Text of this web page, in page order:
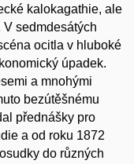
kalokagathie, ale
sedmdesátých
ocitla v hluboké
úpadek.
a mnohými
bezútěšnému
přednášky pro
a od roku 1872
do různých